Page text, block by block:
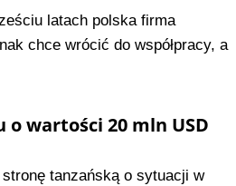
latach polska firma
chce wrócić do współpracy, a
wartości 20 mln USD
tanzańską o sytuacji w